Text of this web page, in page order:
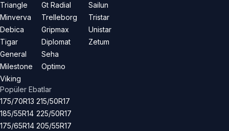
Triangle
Minverva
Debica
Tigar
General
Milestone
Viking
Gt Radial
Trelleborg
Gripmax
Diplomat
Seha
Optimo
Sailun
Tristar
Unistar
Zetum
Popüler Ebatlar
175/70R13
185/55R14
175/65R14
215/50R17
225/50R17
205/55R17